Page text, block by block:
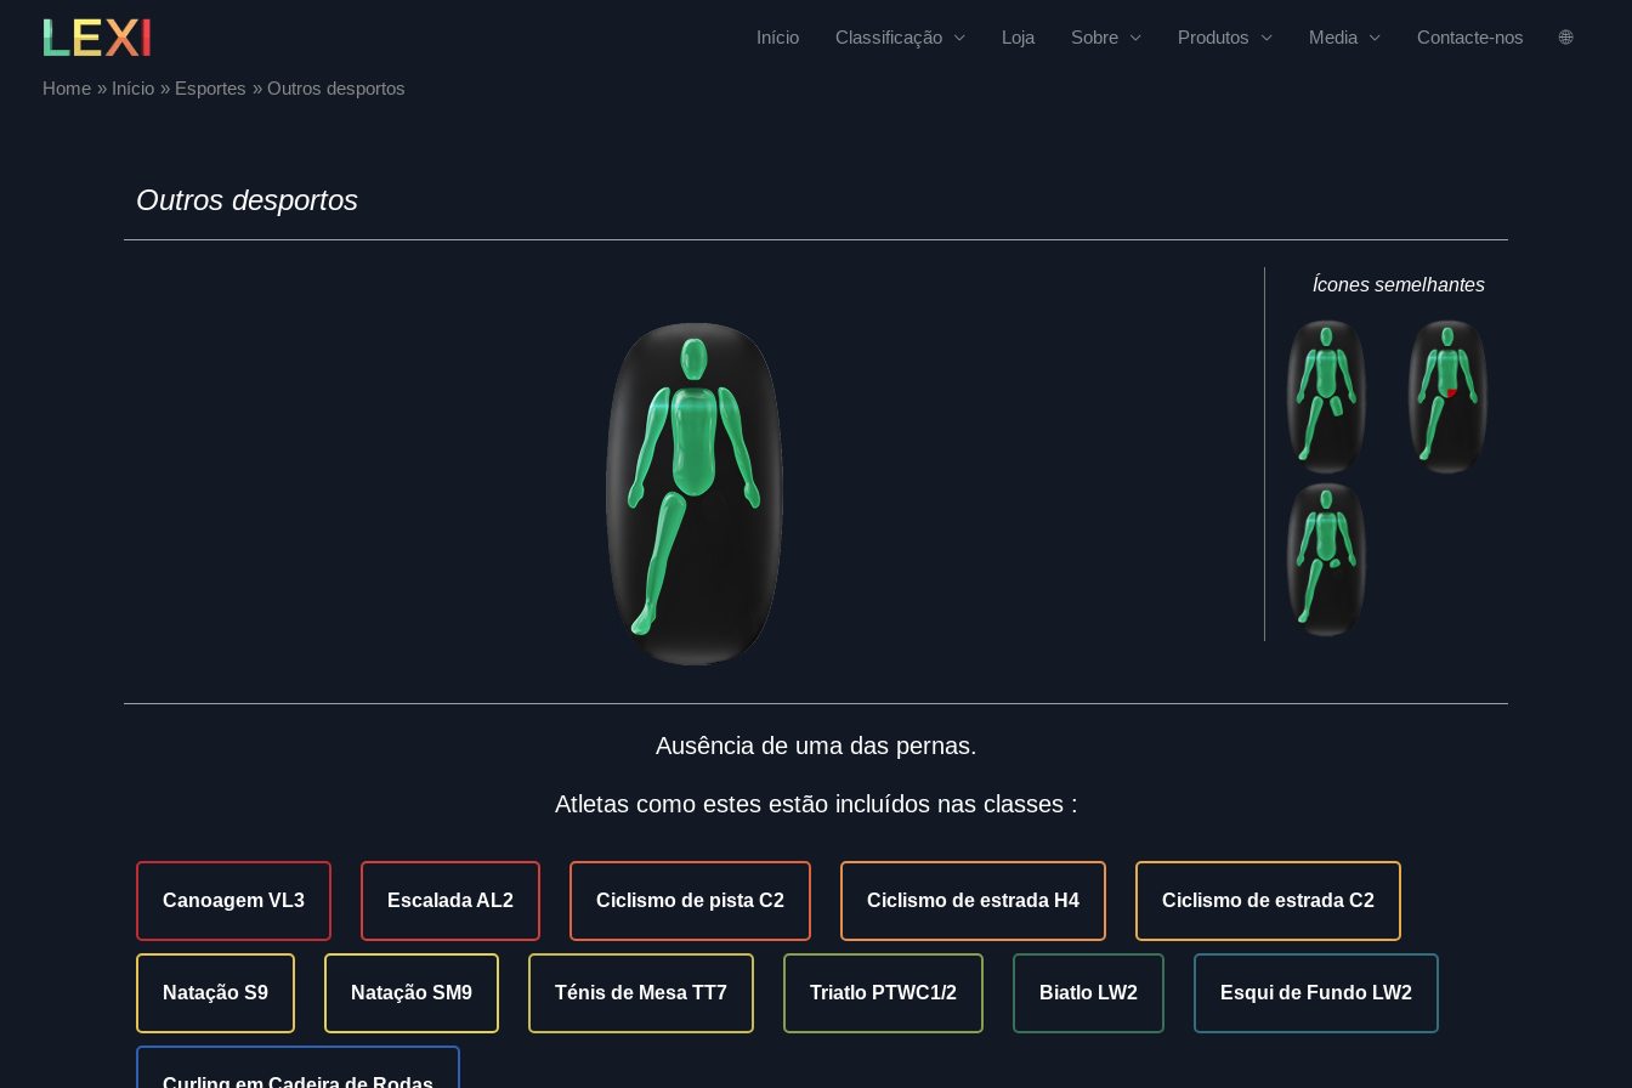
content
Início Classificação Loja Sobre Produtos Media Contacte-nos 🌐
Home Início Esportes Outros desportos
Outros desportos
Ícones semelhantes
Ausência de uma das pernas.
Atletas como estes estão incluídos nas classes :
Canoagem VL3 Escalada AL2 Ciclismo de pista C2 Ciclismo de estrada H4 Ciclismo de estrada C2
Natação S9 Natação SM9 Ténis de Mesa TT7 Triatlo PTWC1/2 Biatlo LW2 Esqui de Fundo LW2